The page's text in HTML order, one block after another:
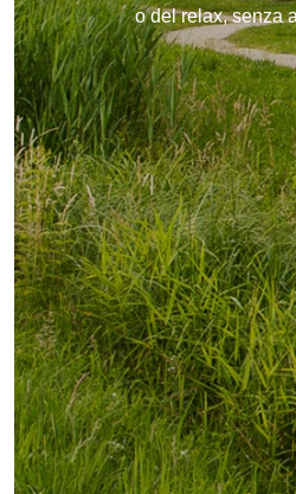
o del relax, senza